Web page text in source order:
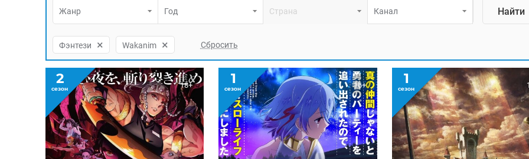
Жанр Год Страна Канал
Фэнтези × Wakanim ×
2
сезон 18+ 1
сезон 16+ 1
сезон